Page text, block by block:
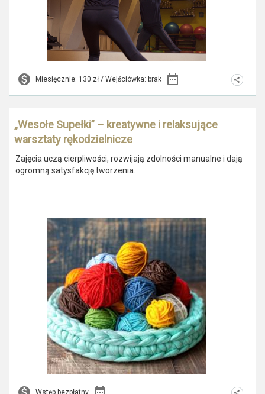
Miesięcznie: 130 zł / Wejściówka: brak
„Wesołe Supełki” – kreatywne i relaksujące
warsztaty rękodzielnicze
Zajęcia uczą cierpliwości, rozwijają zdolności manualne i dają
ogromną satysfakcję tworzenia.
Wstęp bezpłatny